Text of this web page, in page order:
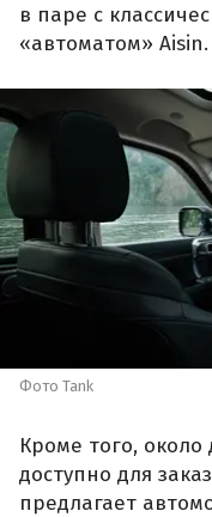
в паре с
«автоматом» Aisin.
Фото Tank
Кроме того, около
доступно для
предлагает